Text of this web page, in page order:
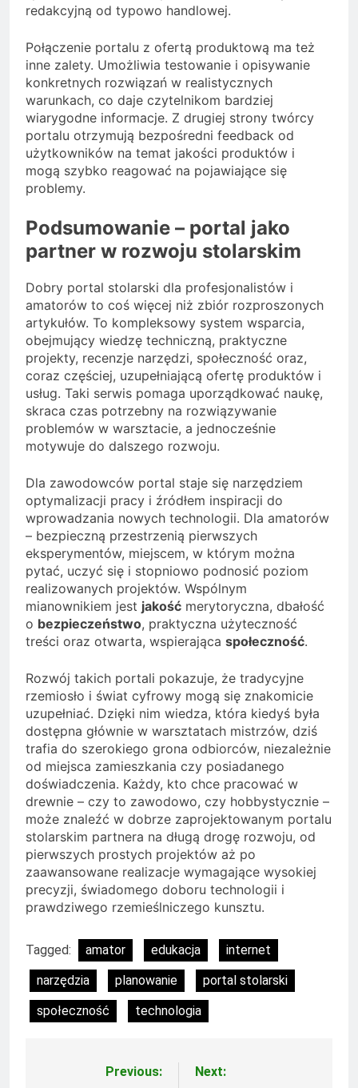
redakcyjną od typowo handlowej.
Połączenie portalu z ofertą produktową ma też
inne zalety. Umożliwia testowanie i opisywanie
konkretnych rozwiązań w realistycznych
warunkach, co daje czytelnikom bardziej
wiarygodne informacje. Z drugiej strony twórcy
portalu otrzymują bezpośredni feedback od
użytkowników na temat jakości produktów i
mogą szybko reagować na pojawiające się
problemy.
Podsumowanie – portal jako
partner w rozwoju stolarskim
Dobry portal stolarski dla profesjonalistów i
amatorów to coś więcej niż zbiór rozproszonych
artykułów. To kompleksowy system wsparcia,
obejmujący wiedzę techniczną, praktyczne
projekty, recenzje narzędzi, społeczność oraz,
coraz częściej, uzupełniającą ofertę produktów i
usług. Taki serwis pomaga uporządkować naukę,
skraca czas potrzebny na rozwiązywanie
problemów w warsztacie, a jednocześnie
motywuje do dalszego rozwoju.
Dla zawodowców portal staje się narzędziem
optymalizacji pracy i źródłem inspiracji do
wprowadzania nowych technologii. Dla amatorów
– bezpieczną przestrzenią pierwszych
eksperymentów, miejscem, w którym można
pytać, uczyć się i stopniowo podnosić poziom
realizowanych projektów. Wspólnym
mianownikiem jest jakość merytoryczna, dbałość
o bezpieczeństwo, praktyczna użyteczność
treści oraz otwarta, wspierająca społeczność.
Rozwój takich portali pokazuje, że tradycyjne
rzemiosło i świat cyfrowy mogą się znakomicie
uzupełniać. Dzięki nim wiedza, która kiedyś była
dostępna głównie w warsztatach mistrzów, dziś
trafia do szerokiego grona odbiorców, niezależnie
od miejsca zamieszkania czy posiadanego
doświadczenia. Każdy, kto chce pracować w
drewnie – czy to zawodowo, czy hobbystycznie –
może znaleźć w dobrze zaprojektowanym portalu
stolarskim partnera na długą drogę rozwoju, od
pierwszych prostych projektów aż po
zaawansowane realizacje wymagające wysokiej
precyzji, świadomego doboru technologii i
prawdziwego rzemieślniczego kunsztu.
Tagged: amator edukacja
internet
narzędzia
planowanie
portal stolarski
społeczność
technologia
NawigacjaPrevious:
Next: